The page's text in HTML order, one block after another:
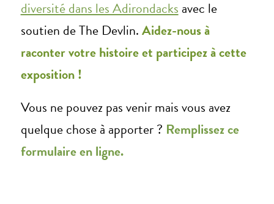
diversité dans les Adirondacks avec le
soutien de The Devlin.Aidez-nous à
raconter votre histoire et participez à cette
exposition !
Vous ne pouvez pas venir mais vous avez
quelque chose à apporter ? Remplissez ce
formulaire en ligne.